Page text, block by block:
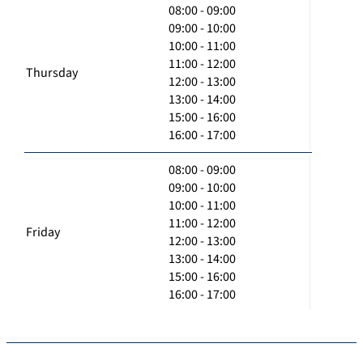
Thursday
08:00 - 09:00
09:00 - 10:00
10:00 - 11:00
11:00 - 12:00
12:00 - 13:00
13:00 - 14:00
15:00 - 16:00
16:00 - 17:00
Friday
08:00 - 09:00
09:00 - 10:00
10:00 - 11:00
11:00 - 12:00
12:00 - 13:00
13:00 - 14:00
15:00 - 16:00
16:00 - 17:00